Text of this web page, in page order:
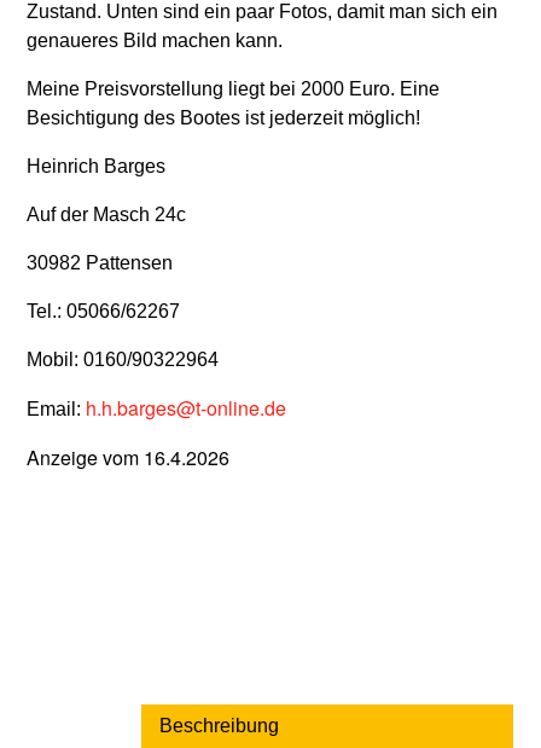
Zustand. Unten sind ein paar Fotos, damit man sich ein
genaueres Bild machen kann.
Meine Preisvorstellung liegt bei 2000 Euro. Eine
Besichtigung des Bootes ist jederzeit möglich!
Heinrich Barges
Auf der Masch 24c
30982 Pattensen
Tel.: 05066/62267
Mobil: 0160/90322964
Email: h.h.barges@t-online.de
Anzeige vom 16.4.2026
Beschreibung